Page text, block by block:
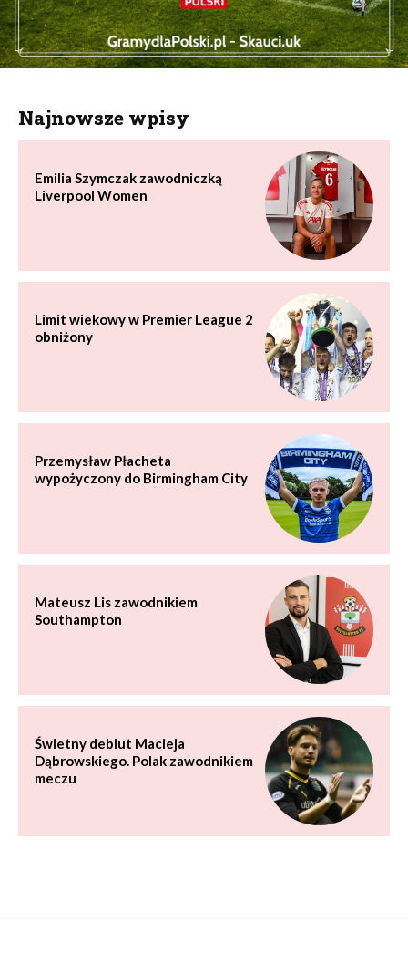
Najnowsze wpisy
Emilia Szymczak zawodniczką
Liverpool Women
Limit wiekowy w Premier League 2
obniżony
Przemysław Płacheta
wypożyczony do Birmingham City
Mateusz Lis zawodnikiem
Southampton
Świetny debiut Macieja
Dąbrowskiego. Polak zawodnikiem
meczu